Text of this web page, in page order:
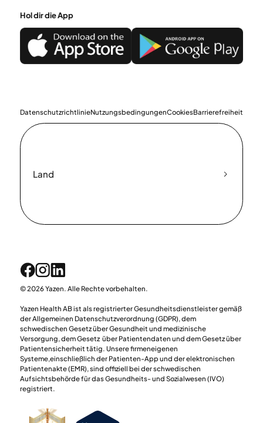
Hol dir die App
DatenschutzrichtlinieNutzungsbedingungenCookiesBarrierefreiheit
Land
© 2026 Yazen. Alle Rechte vorbehalten.
Yazen Health AB ist als registrierter Gesundheitsdienstleister gemäß
der Allgemeinen Datenschutzverordnung (GDPR), dem
schwedischen Gesetz über Gesundheit und medizinische
Versorgung, dem Gesetz über Patientendaten und dem Gesetz über
Patientensicherheit tätig. Unsere firmeneigenen
Systeme,einschließlich der Patienten-App und der elektronischen
Patientenakte (EMR), sind offiziell bei der schwedischen
Aufsichtsbehörde für das Gesundheits- und Sozialwesen (IVO)
registriert.